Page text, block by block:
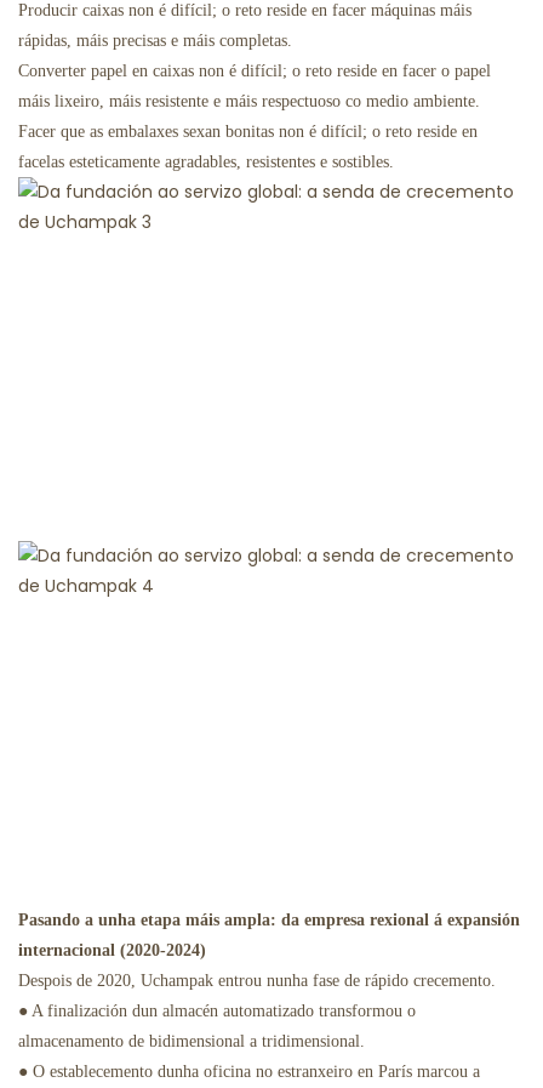
Producir caixas non é difícil; o reto reside en facer máquinas máis
rápidas, máis precisas e máis completas.
Converter papel en caixas non é difícil; o reto reside en facer o papel
máis lixeiro, máis resistente e máis respectuoso co medio ambiente.
Facer que as embalaxes sexan bonitas non é difícil; o reto reside en
facelas esteticamente agradables, resistentes e sostibles.
Pasando a unha etapa máis ampla: da empresa rexional á expansión
internacional (2020-2024)
Despois de 2020, Uchampak entrou nunha fase de rápido crecemento.
● A finalización dun almacén automatizado transformou o
almacenamento de bidimensional a tridimensional.
● O establecemento dunha oficina no estranxeiro en París marcou a